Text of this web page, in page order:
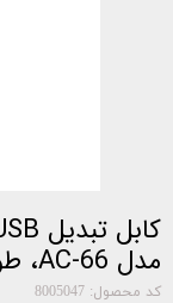
مدل AC-66، طول 2 متر، 2.4 آمپر
کد محصول: 8005047